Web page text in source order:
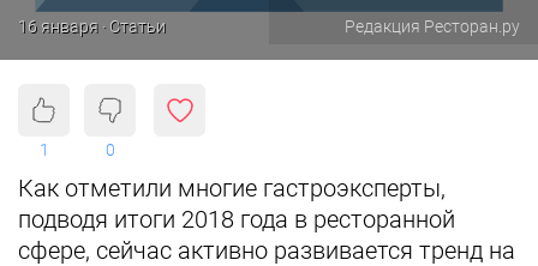
16 января · Статьи Редакция Ресторан.ру
1 0
Как отметили многие гастроэксперты,
подводя итоги 2018 года в ресторанной
сфере, сейчас активно развивается тренд на